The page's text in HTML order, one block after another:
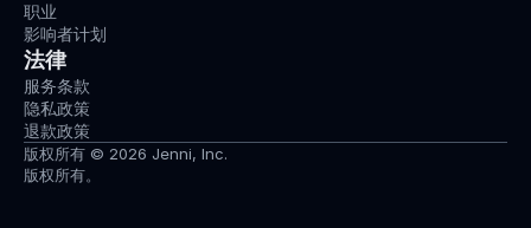
职业
影响者计划
法律
服务条款
隐私政策
退款政策
版权所有 © 2026 Jenni, Inc.
版权所有。